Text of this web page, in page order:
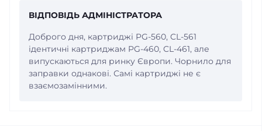
ВІДПОВІДЬ АДМІНІСТРАТОРА
Доброго дня, картриджі PG-560, CL-561
ідентичні картриджам PG-460, CL-461, але
випускаються для ринку Європи. Чорнило для
заправки однакові. Самі картриджі не є
взаємозамінними.